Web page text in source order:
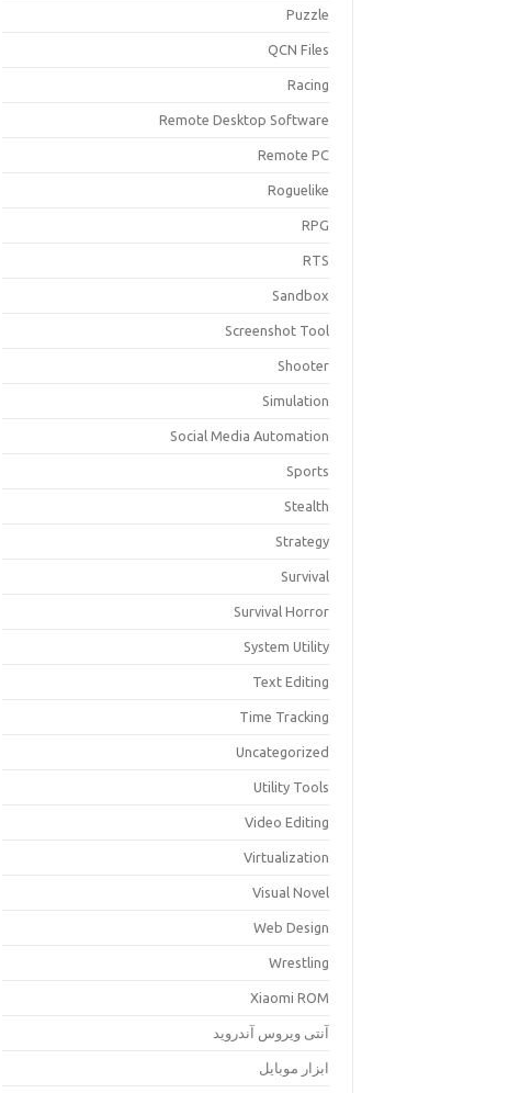
Puzzle
QCN Files
Racing
Remote Desktop Software
Remote PC
Roguelike
RPG
RTS
Sandbox
Screenshot Tool
Shooter
Simulation
Social Media Automation
Sports
Stealth
Strategy
Survival
Survival Horror
System Utility
Text Editing
Time Tracking
Uncategorized
Utility Tools
Video Editing
Virtualization
Visual Novel
Web Design
Wrestling
Xiaomi ROM
آنتی ویروس آندروید
ابزار موبایل